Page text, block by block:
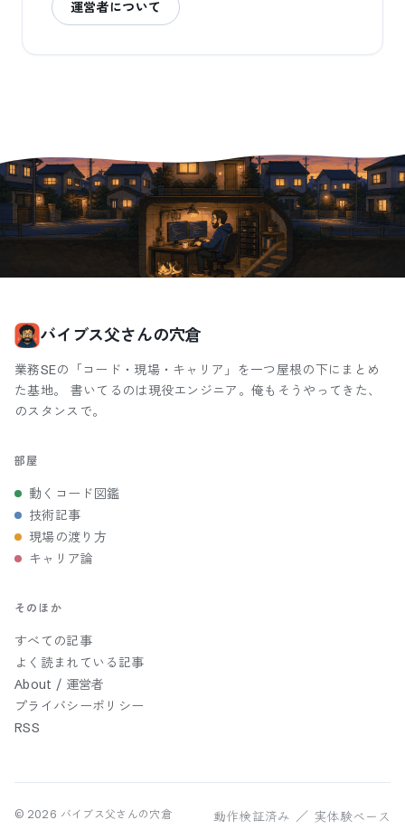
運営者について
バイブス父さんの穴倉
業務SEの「コード・現場・キャリア」を一つ屋根の下にまとめ
た基地。 書いてるのは現役エンジニア。俺もそうやってきた、
のスタンスで。
部屋
動くコード図鑑
技術記事
現場の渡り方
キャリア論
そのほか
すべての記事
よく読まれている記事
About / 運営者
プライバシーポリシー
RSS
© 2026 バイブス父さんの穴倉 動作検証済み ／ 実体験ベース